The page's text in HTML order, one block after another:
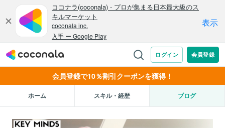
会員登録で10％割引クーポンを獲得！
ホーム スキル・経歴 ブログ